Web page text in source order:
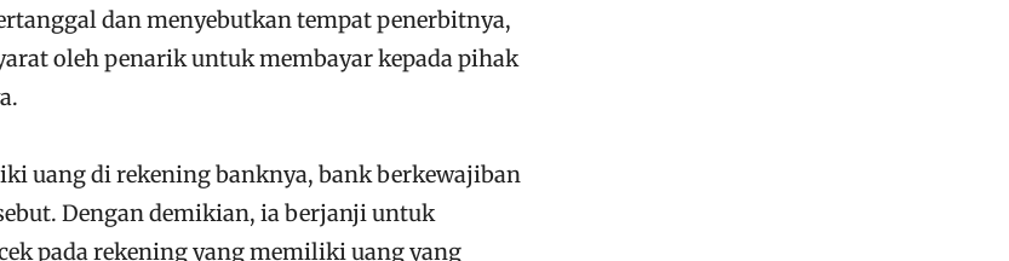
dan menyebutkan tempat penerbitnya,
oleh penarik untuk membayar kepada pihak
uang di rekening banknya, bank berkewajiban
Dengan demikian, ia berjanji untuk
pada rekening yang memiliki uang yang